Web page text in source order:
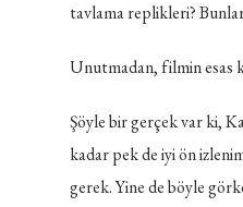
tavlama replikleri?
Unutmadan, filmin esas
Şöyle bir gerçek var ki,
kadar pek de iyi ön
gerek. Yine de böyle